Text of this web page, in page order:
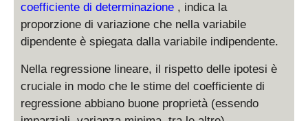
coefficiente di determinazione , indica la
proporzione di variazione che nella variabile
dipendente è spiegata dalla variabile indipendente.
Nella regressione lineare, il rispetto delle ipotesi è
cruciale in modo che le stime del coefficiente di
regressione abbiano buone proprietà (essendo